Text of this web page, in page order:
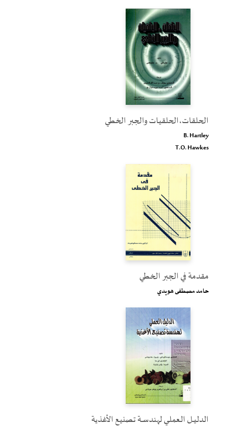
الحلقات،الحلقيات والجبر الخطي
B. Hartley
T.O. Hawkes
مقدمة في الجبر الخطي
حامد مصطفى هويدي
الدليــل العملــي لهندســة تصنيع الأغذية